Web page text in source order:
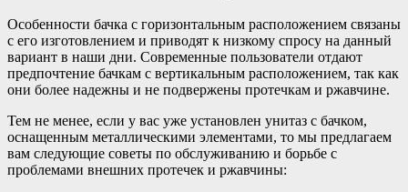
Особенности бачка с горизонтальным расположением связаны
с его изготовлением и приводят к низкому спросу на данный
вариант в наши дни. Современные пользователи отдают
предпочтение бачкам с вертикальным расположением, так как
они более надежны и не подвержены протечкам и ржавчине.
Тем не менее, если у вас уже установлен унитаз с бачком,
оснащенным металлическими элементами, то мы предлагаем
вам следующие советы по обслуживанию и борьбе с
проблемами внешних протечек и ржавчины: